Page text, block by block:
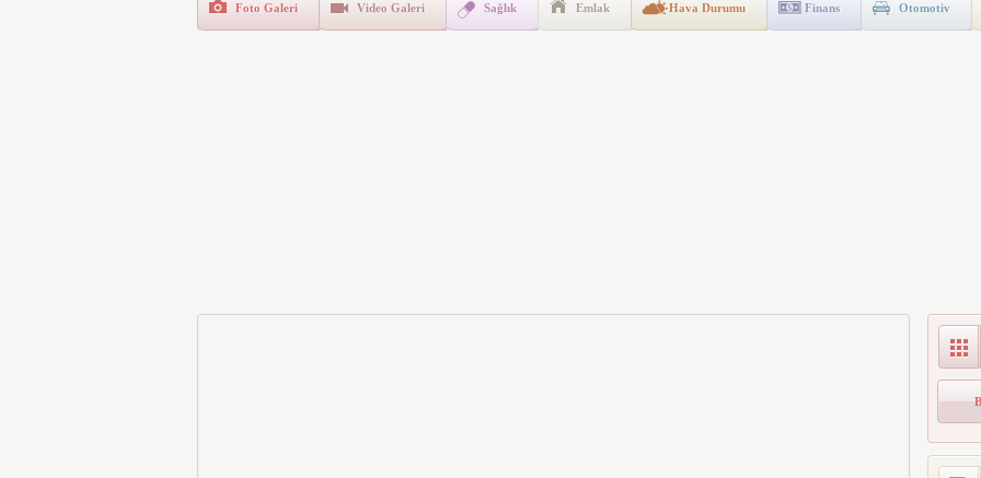
E-Devlet Unutulan Para Sorgulaması Başladı: Unuttuğunuz Paralar Ortaya Çıkabilir, Mirasçıları
Foto Galeri Video Galeri Sağlık Emlak Hava Durumu Finans Otomotiv